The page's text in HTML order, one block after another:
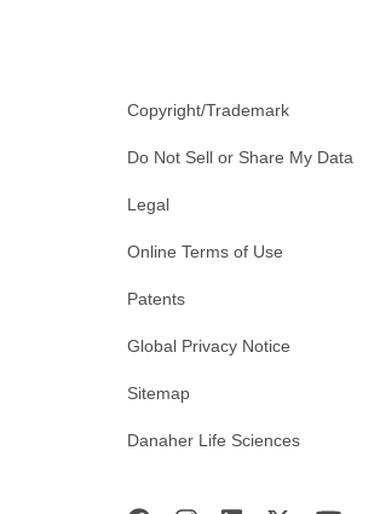
Copyright/Trademark
Do Not Sell or Share My Data
Legal
Online Terms of Use
Patents
Global Privacy Notice
Sitemap
Danaher Life Sciences